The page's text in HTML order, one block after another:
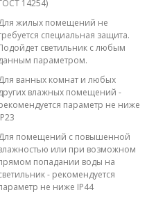
14254)
жилых помещений не
специальная защита.
светильник с любым
параметром.
ванных комнат и любых
влажных помещений -
параметр не ниже
помещений с повышенной
или при возможном
попадании воды на
- рекомендуется
не ниже IP44